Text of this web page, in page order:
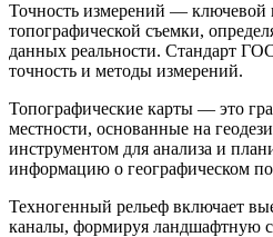
Точность измерений — ключевой
топографической съемки,
данных реальности. Стандарт
точность и методы измерений.
Топографические карты — это
местности, основанные на
инструментом для анализа и
информацию о географическом
Техногенный рельеф включает
каналы, формируя ландшафтную